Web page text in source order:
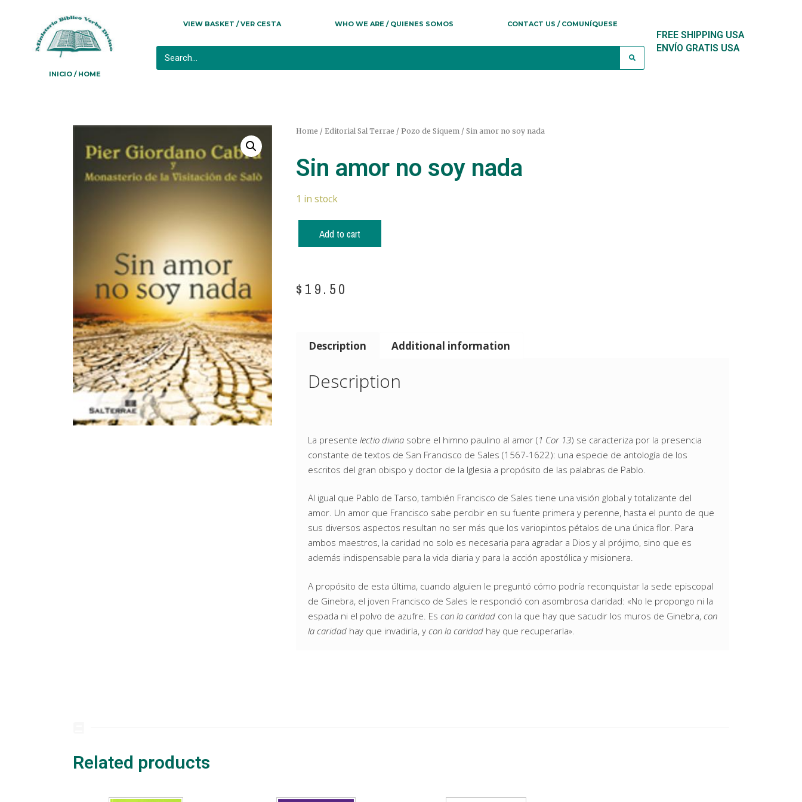
INICIO / HOME
VIEW BASKET / VER CESTA WHO WE ARE / QUIENES SOMOS CONTACT US / COMUNÍQUESE
FREE SHIPPING USA
ENVÍO GRATIS USA
Home / Editorial Sal Terrae / Pozo de Siquem/ Sin amor no soy nada
Sin amor no soy nada
1 in stock
Add to cart
$ 19.50
Description Additional information
Description
La presente lectio divinasobre el himno paulino al amor (1 Cor 13) se caracteriza por la presencia
constante de textos de San Francisco de Sales (1567-1622): una especie de antología de los
escritos del gran obispo y doctor de la Iglesia a propósito de las palabras de Pablo.
Al igual que Pablo de Tarso, también Francisco de Sales tiene una visión global y totalizante del
amor. Un amor que Francisco sabe percibir en su fuente primera y perenne, hasta el punto de que
sus diversos aspectos resultan no ser más que los variopintos pétalos de una única flor. Para
ambos maestros, la caridad no solo es necesaria para agradar a Dios y al prójimo, sino que es
además indispensable para la vida diaria y para la acción apostólica y misionera.
A propósito de esta última, cuando alguien le preguntó cómo podría reconquistar la sede episcopal
de Ginebra, el joven Francisco de Sales le respondió con asombrosa claridad: «No le propongo ni la
espada ni el polvo de azufre. Es con la caridadcon la que hay que sacudir los muros de Ginebra, con
la caridadhay que invadirla, y con la caridadhay que recuperarla».
Related products